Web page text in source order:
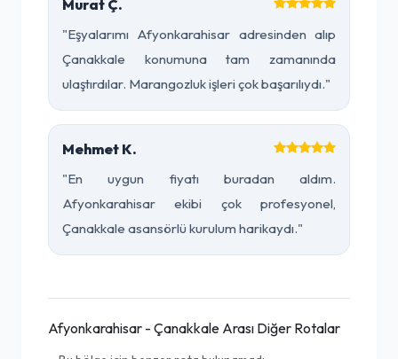
Murat Ç.
"Eşyalarımı Afyonkarahisar adresinden alıp
Çanakkale konumuna tam zamanında
ulaştırdılar. Marangozluk işleri çok başarılıydı."
Mehmet K.
"En uygun fiyatı buradan aldım.
Afyonkarahisar ekibi çok profesyonel,
Çanakkale asansörlü kurulum harikaydı."
Afyonkarahisar - Çanakkale Arası Diğer Rotalar